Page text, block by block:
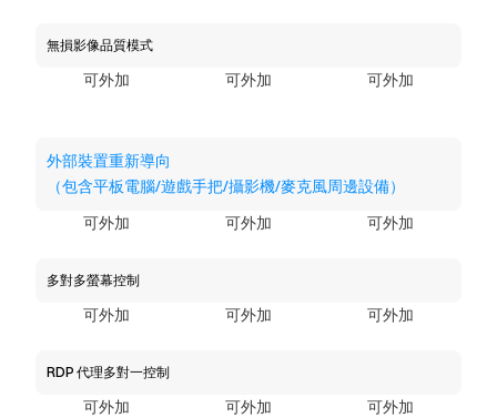
無損影像品質模式
可外加 可外加 可外加
外部裝置重新導向
（包含平板電腦/遊戲手把/攝影機/麥克風周邊設備）
可外加
可外加 可外加
多對多螢幕控制
可外加 可外加 可外加
RDP 代理多對一控制
可外加 可外加 可外加